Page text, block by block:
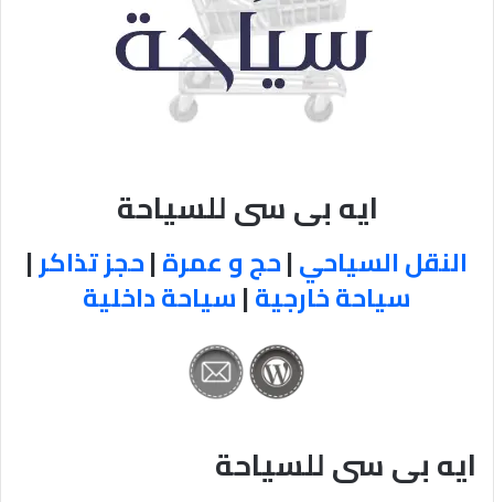
ايه بى سى للسياحة
النقل السياحي|حج و عمرة|حجز تذاكر|
سياحة خارجية|سياحة داخلية
ايه بى سى للسياحة